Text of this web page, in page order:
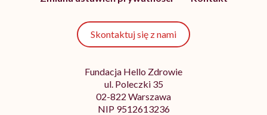
Skontaktuj się z nami
Fundacja Hello Zdrowie
ul. Poleczki 35
02-822 Warszawa
NIP 9512613236